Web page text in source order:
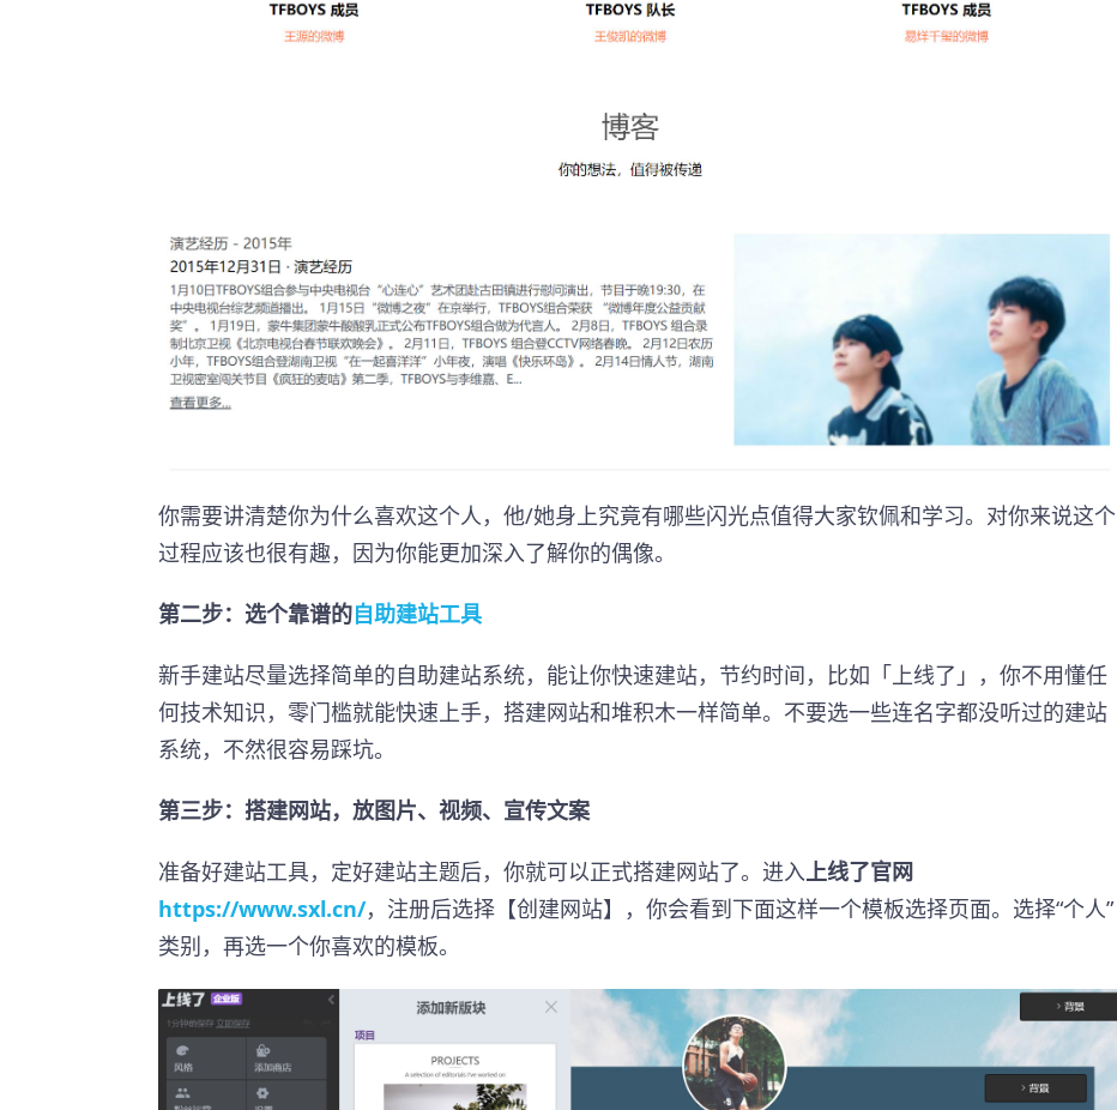
你需要讲清楚你为什么喜欢这个人，他/她身上究竟有哪些闪光点值得大家钦佩和学习。对你来说这个
过程应该也很有趣，因为你能更加深入了解你的偶像。
第二步：选个靠谱的自助建站工具
新手建站尽量选择简单的自助建站系统，能让你快速建站，节约时间，比如「上线了」，你不用懂任
何技术知识，零门槛就能快速上手，搭建网站和堆积木一样简单。不要选一些连名字都没听过的建站
系统，不然很容易踩坑。
第三步：搭建网站，放图片、视频、宣传文案
准备好建站工具，定好建站主题后，你就可以正式搭建网站了。进入 上线了官网
https://www.sxl.cn/，注册后选择【创建网站】，你会看到下面这样一个模板选择页面。选择“个人”
类别，再选一个你喜欢的模板。